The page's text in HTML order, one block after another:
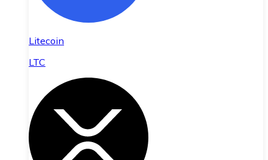
Litecoin
LTC